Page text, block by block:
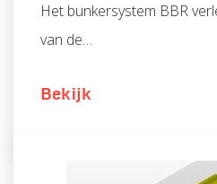
Het bunkersystem BBR
van de…
Bekijk